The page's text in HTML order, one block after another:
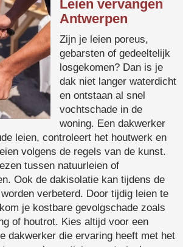
Leien vervangen
Antwerpen
Zijn je leien poreus,
gebarsten of gedeeltelijk
losgekomen? Dan is je
dak niet langer waterdicht
en ontstaan al snel
vochtschade in de
woning. Een dakwerker
leien, controleert het houtwerk en
volgens de regels van de kunst.
tussen natuurleien of
Ook de dakisolatie kan tijdens de
verbeterd. Door tijdig leien te
je kostbare gevolgschade zoals
of houtrot. Kies altijd voor een
dakwerker die ervaring heeft met het